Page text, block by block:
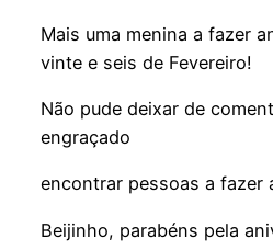
Mais uma menina a fazer
vinte e seis de Fevereiro!
Não pude deixar de
engraçado
encontrar pessoas a fazer
Beijinho, parabéns pela